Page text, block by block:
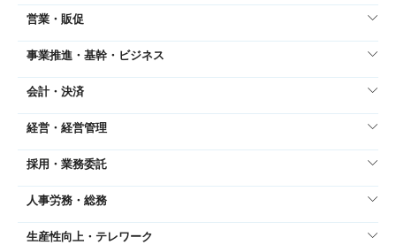
営業・販促
事業推進・基幹・ビジネス
会計・決済
経営・経営管理
採用・業務委託
人事労務・総務
生産性向上・テレワーク